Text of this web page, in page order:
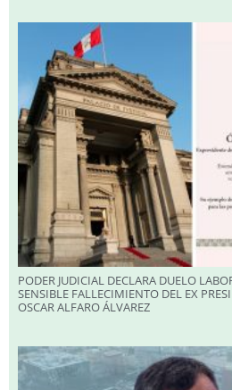
PODER JUDICIAL DECLARA DUELO
SENSIBLE FALLECIMIENTO DEL EX
OSCAR ALFARO ÁLVAREZ